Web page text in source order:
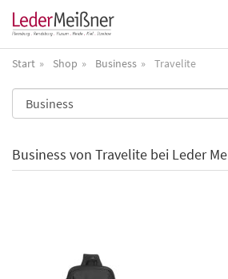
Start Shop Business Travelite
Business von Travelite bei Leder